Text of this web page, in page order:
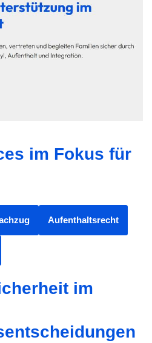
im Fokus für
Aufenthaltsrecht
im